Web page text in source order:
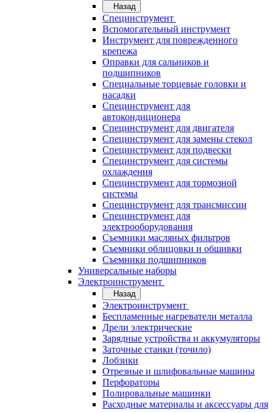
Назад
Специнструмент
Вспомогательный инструмент
Инструмент для поврежденного
крепежа
Оправки для сальников и
подшипников
Специальные торцевые головки и
насадки
Специнструмент для
автокондиционера
Специнструмент для двигателя
Специнструмент для замены стекол
Специнструмент для подвески
Специнструмент для системы
охлаждения
Специнструмент для тормозной
системы
Специнструмент для трансмиссии
Специнструмент для
электрооборудования
Съемники масляных фильтров
Съемники облицовки и обшивки
Съемники подшипников
Универсальные наборы
Электроинструмент
Назад
Электроинструмент
Беспламенные нагреватели металла
Дрели электрические
Зарядные устройства и аккумуляторы
Заточные станки (точило)
Лобзики
Отрезные и шлифовальные машины
Перфораторы
Полировальные машинки
Расходные материалы и аксессуары для